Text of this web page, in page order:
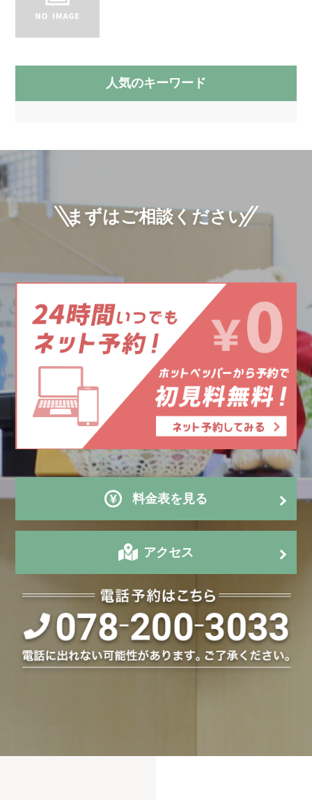
人気のキーワード
まずはご相談ください
料金表を見る
アクセス